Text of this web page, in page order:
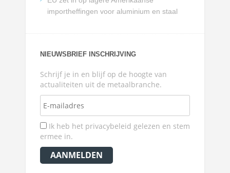
importheffingen voor aluminium en staal
NIEUWSBRIEF INSCHRIJVING
Schrijf je in en blijf op de hoogte van
actualiteiten uit de metaalbranche.
Ik heb het privacybeleid gelezen en stem
ermee in.